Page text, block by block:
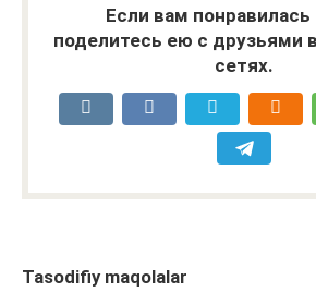
Если вам понравилась
поделитесь ею с друзьями
сетях.
Tasodifiy maqolalar